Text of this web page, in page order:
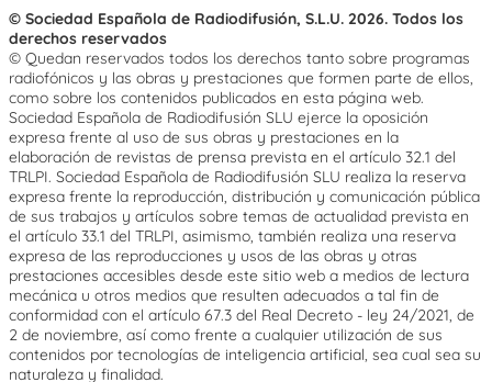
© Sociedad Española de Radiodifusión, S.L.U. 2026. Todos los
derechos reservados
© Quedan reservados todos los derechos tanto sobre programas
radiofónicos y las obras y prestaciones que formen parte de ellos,
como sobre los contenidos publicados en esta página web.
Sociedad Española de Radiodifusión SLU ejerce la oposición
expresa frente al uso de sus obras y prestaciones en la
elaboración de revistas de prensa prevista en el artículo 32.1 del
TRLPI. Sociedad Española de Radiodifusión SLU realiza la reserva
expresa frente la reproducción, distribución y comunicación pública
de sus trabajos y artículos sobre temas de actualidad prevista en
el artículo 33.1 del TRLPI, asimismo, también realiza una reserva
expresa de las reproducciones y usos de las obras y otras
prestaciones accesibles desde este sitio web a medios de lectura
mecánica u otros medios que resulten adecuados a tal fin de
conformidad con el artículo 67.3 del Real Decreto - ley 24/2021, de
2 de noviembre, así como frente a cualquier utilización de sus
contenidos por tecnologías de inteligencia artificial, sea cual sea su
naturaleza y finalidad.